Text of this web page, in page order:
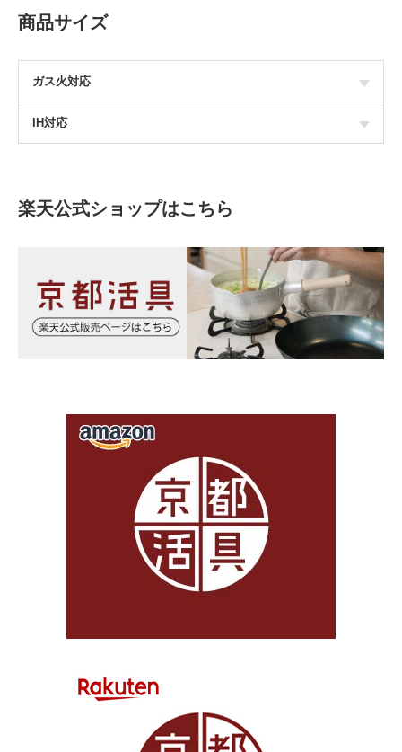
商品サイズ
ガス火対応
IH対応
楽天公式ショップはこちら